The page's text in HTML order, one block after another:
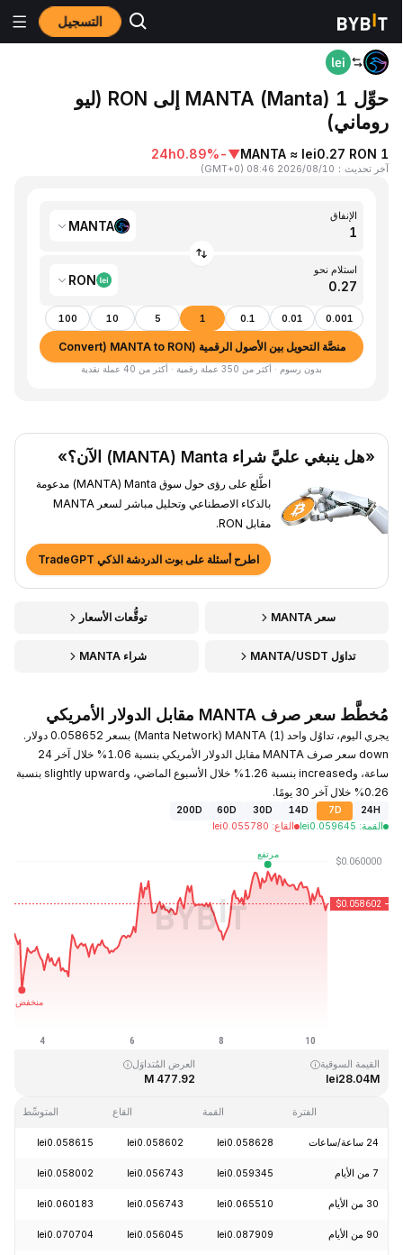
التسجيل المنزٍل MANTA to RON
حوِّل 1 MANTA (Manta) إلى RON (ليو
روماني)
1 MANTA ≈ lei0.27 RON
▼
-0.89%
24h
آخر تحديث：
2026/08/10 08:46
(
GMT+0
)
الإنفاق
MANTA
استلام نحو
RON
0.001
0.01
0.1
1
5
10
100
منصَّة التحويل بين الأصول الرقمية (Convert) MANTA to RON
بدون رسوم · أكثر من 350 عملة رقمية · أكثر من 40 عملة نقدية
«هل ينبغي عليَّ شراء Manta ‏(MANTA) الآن؟»
اطَّلع على رؤى حول سوق Manta ‏(MANTA) مدعومة
بالذكاء الاصطناعي وتحليل مباشر لسعر MANTA
مقابل RON.
اطرح أسئلة على بوت الدردشة الذكي TradeGPT
سعر MANTA توقُّعات الأسعار
تداوَل MANTA/USDT شراء MANTA
مُخطَّط سعر صرف MANTA مقابل الدولار الأمريكي
يجري اليوم، تداوُل واحد (1) MANTA ‏(Manta Network) بسعر 0.058652 دولار.
down سعر صرف MANTA مقابل الدولار الأمريكي بنسبة 1.06% خلال آخر 24
ساعة، وincreased بنسبة 1.26% خلال الأسبوع الماضي، وslightly upward بنسبة
0.26% خلال آخر 30 يومًا.
24H
7D
14D
30D
60D
200D
القمة:
lei0.059645 القاع:
lei0.055780
lei0.054621
القيمة السوقية
lei28.04M
العرض المُتداوَل
477.92 M
الفترة القمة القاع المتوسِّط
24 ساعة/ساعات lei0.058628
lei0.058602
lei0.058615
7 من الأيام lei0.059345
lei0.056743
lei0.058002
30 من الأيام lei0.065510
lei0.056743
lei0.060183
90 من الأيام lei0.087909
lei0.056045
lei0.070704